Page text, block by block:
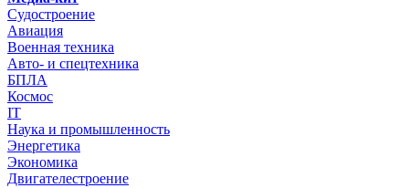
Судостроение
Авиация
Военная техника
Авто- и спецтехника
БПЛА
Космос
IT
Наука и промышленность
Энергетика
Экономика
Двигателестроение